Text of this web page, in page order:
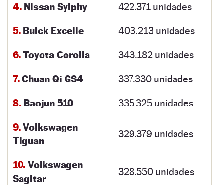
4. Nissan Sylphy 422.371 unidades
5. Buick Excelle 403.213 unidades
6. Toyota Corolla 343.182 unidades
7. Chuan Qi GS4 337.330 unidades
8. Baojun 510 335.325 unidades
9. Volkswagen
Tiguan
329.379 unidades
10. Volkswagen
Sagitar
328.550 unidades